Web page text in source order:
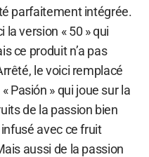
parfaitement intégrée.
la version « 50 » qui
ce produit n’a pas
le voici remplacé
Pasión » qui joue sur la
de la passion bien
infusé avec ce fruit
aussi de la passion